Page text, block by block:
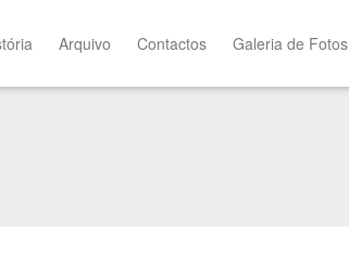
Arquivo Contactos Galeria de Fotos